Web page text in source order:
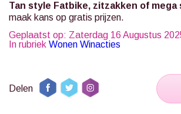
Tan style Fatbike, zitzakken of mega
maak kans op gratis prijzen.
Geplaatst op: Zaterdag 16 Augustus
In rubriek Wonen Winacties
Delen